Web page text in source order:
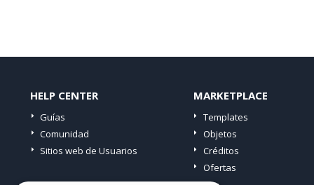
HELP CENTER
Guías
Comunidad
Sitios web de Usuarios
MARKETPLACE
Templates
Objetos
Créditos
Ofertas